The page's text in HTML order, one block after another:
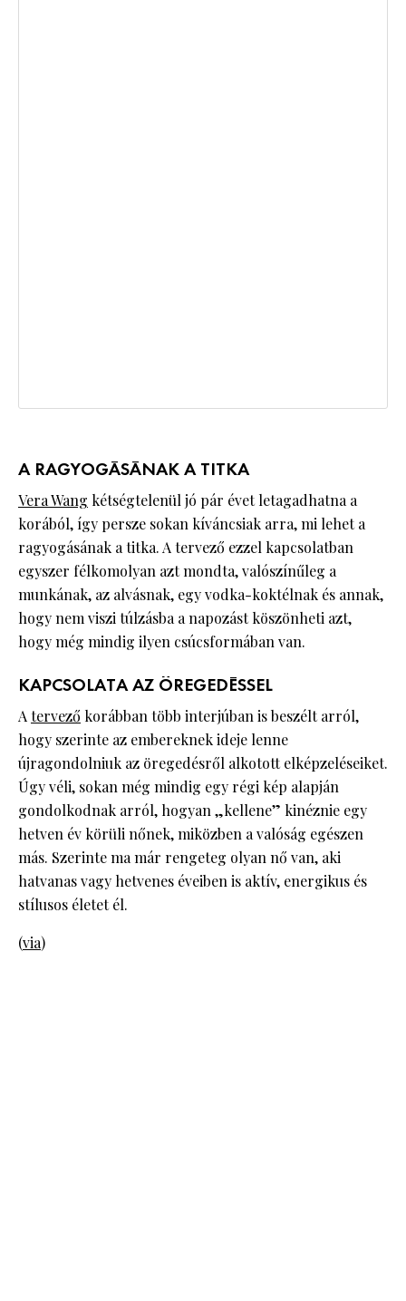
A RAGYOGÁSÁNAK A TITKA
Vera Wang kétségtelenül jó pár évet letagadhatna a
korából, így persze sokan kíváncsiak arra, mi lehet a
ragyogásának a titka. A tervező ezzel kapcsolatban
egyszer félkomolyan azt mondta, valószínűleg a
munkának, az alvásnak, egy vodka-koktélnak és annak,
hogy nem viszi túlzásba a napozást köszönheti azt,
hogy még mindig ilyen csúcsformában van.
KAPCSOLATA AZ ÖREGEDÉSSEL
Atervező korábban több interjúban is beszélt arról,
hogy szerinte az embereknek ideje lenne
újragondolniuk az öregedésről alkotott elképzeléseiket.
Úgy véli, sokan még mindig egy régi kép alapján
gondolkodnak arról, hogyan „kellene” kinéznie egy
hetven év körüli nőnek, miközben a valóság egészen
más. Szerinte ma már rengeteg olyan nő van, aki
hatvanas vagy hetvenes éveiben is aktív, energikus és
stílusos életet él.
(via)